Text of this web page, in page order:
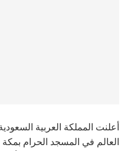
أعلنت المملكة العربية
العالم في المسجد الحرام